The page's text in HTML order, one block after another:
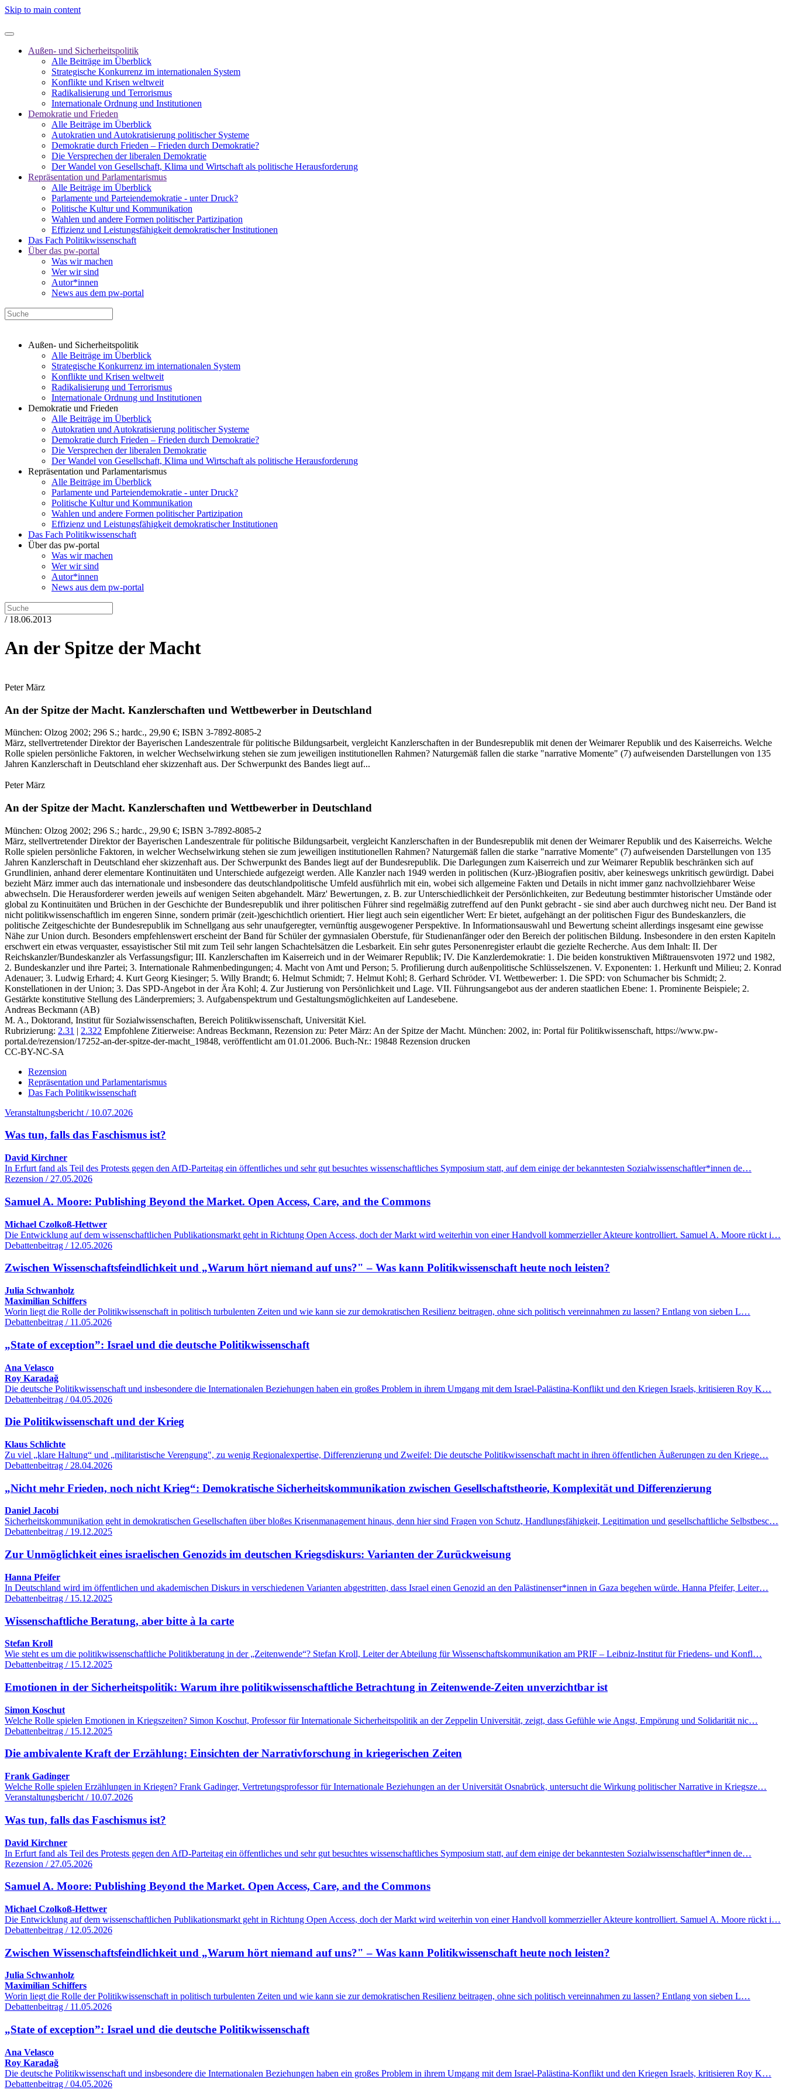
Skip to main content
Außen- und Sicherheitspolitik
Alle Beiträge im Überblick
Strategische Konkurrenz im internationalen System
Konflikte und Krisen weltweit
Radikalisierung und Terrorismus
Internationale Ordnung und Institutionen
Demokratie und Frieden
Alle Beiträge im Überblick
Autokratien und Autokratisierung politischer Systeme
Demokratie durch Frieden – Frieden durch Demokratie?
Die Versprechen der liberalen Demokratie
Der Wandel von Gesellschaft, Klima und Wirtschaft als politische Herausforderung
Repräsentation und Parlamentarismus
Alle Beiträge im Überblick
Parlamente und Parteiendemokratie - unter Druck?
Politische Kultur und Kommunikation
Wahlen und andere Formen politischer Partizipation
Effizienz und Leistungsfähigkeit demokratischer Institutionen
Das Fach Politikwissenschaft
Über das pw-portal
Was wir machen
Wer wir sind
Autor*innen
News aus dem pw-portal
Außen- und Sicherheitspolitik
Alle Beiträge im Überblick
Strategische Konkurrenz im internationalen System
Konflikte und Krisen weltweit
Radikalisierung und Terrorismus
Internationale Ordnung und Institutionen
Demokratie und Frieden
Alle Beiträge im Überblick
Autokratien und Autokratisierung politischer Systeme
Demokratie durch Frieden – Frieden durch Demokratie?
Die Versprechen der liberalen Demokratie
Der Wandel von Gesellschaft, Klima und Wirtschaft als politische Herausforderung
Repräsentation und Parlamentarismus
Alle Beiträge im Überblick
Parlamente und Parteiendemokratie - unter Druck?
Politische Kultur und Kommunikation
Wahlen und andere Formen politischer Partizipation
Effizienz und Leistungsfähigkeit demokratischer Institutionen
Das Fach Politikwissenschaft
Über das pw-portal
Was wir machen
Wer wir sind
Autor*innen
News aus dem pw-portal
/ 18.06.2013
An der Spitze der Macht
Peter März
An der Spitze der Macht. Kanzlerschaften und Wettbewerber in Deutschland
München: Olzog 2002; 296 S.; hardc., 29,90 €; ISBN 3-7892-8085-2
März, stellvertretender Direktor der Bayerischen Landeszentrale für politische Bildungsarbeit, vergleicht Kanzlerschaften in der Bundesrepublik mit denen der Weimarer Republik und des Kaiserreichs. Welche
Rolle spielen persönliche Faktoren, in welcher Wechselwirkung stehen sie zum jeweiligen institutionellen Rahmen? Naturgemäß fallen die starke "narrative Momente" (7) aufweisenden Darstellungen von 135
Jahren Kanzlerschaft in Deutschland eher skizzenhaft aus. Der Schwerpunkt des Bandes liegt auf...
Peter März
An der Spitze der Macht. Kanzlerschaften und Wettbewerber in Deutschland
München: Olzog 2002; 296 S.; hardc., 29,90 €; ISBN 3-7892-8085-2
März, stellvertretender Direktor der Bayerischen Landeszentrale für politische Bildungsarbeit, vergleicht Kanzlerschaften in der Bundesrepublik mit denen der Weimarer Republik und des Kaiserreichs. Welche
Rolle spielen persönliche Faktoren, in welcher Wechselwirkung stehen sie zum jeweiligen institutionellen Rahmen? Naturgemäß fallen die starke "narrative Momente" (7) aufweisenden Darstellungen von 135
Jahren Kanzlerschaft in Deutschland eher skizzenhaft aus. Der Schwerpunkt des Bandes liegt auf der Bundesrepublik. Die Darlegungen zum Kaiserreich und zur Weimarer Republik beschränken sich auf
Grundlinien, anhand derer elementare Kontinuitäten und Unterschiede aufgezeigt werden. Alle Kanzler nach 1949 werden in politischen (Kurz-)Biografien positiv, aber keineswegs unkritisch gewürdigt. Dabei
bezieht März immer auch das internationale und insbesondere das deutschlandpolitische Umfeld ausführlich mit ein, wobei sich allgemeine Fakten und Details in nicht immer ganz nachvollziehbarer Weise
abwechseln. Die Herausforderer werden jeweils auf wenigen Seiten abgehandelt. März' Bewertungen, z. B. zur Unterschiedlichkeit der Persönlichkeiten, zur Bedeutung bestimmter historischer Umstände oder
global zu Kontinuitäten und Brüchen in der Geschichte der Bundesrepublik und ihrer politischen Führer sind regelmäßig zutreffend auf den Punkt gebracht - sie sind aber auch durchweg nicht neu. Der Band ist
nicht politikwissenschaftlich im engeren Sinne, sondern primär (zeit-)geschichtlich orientiert. Hier liegt auch sein eigentlicher Wert: Er bietet, aufgehängt an der politischen Figur des Bundeskanzlers, die
politische Zeitgeschichte der Bundesrepublik im Schnellgang aus sehr unaufgeregter, vernünftig ausgewogener Perspektive. In Informationsauswahl und Bewertung scheint allerdings insgesamt eine gewisse
Nähe zur Union durch. Besonders empfehlenswert erscheint der Band für Schüler der gymnasialen Oberstufe, für Studienanfänger oder den Bereich der politischen Bildung. Insbesondere in den ersten Kapiteln
erschwert ein etwas verquaster, essayistischer Stil mit zum Teil sehr langen Schachtelsätzen die Lesbarkeit. Ein sehr gutes Personenregister erlaubt die gezielte Recherche. Aus dem Inhalt: II. Der
Reichskanzler/Bundeskanzler als Verfassungsfigur; III. Kanzlerschaften im Kaiserreich und in der Weimarer Republik; IV. Die Kanzlerdemokratie: 1. Die beiden konstruktiven Mißtrauensvoten 1972 und 1982,
2. Bundeskanzler und ihre Partei; 3. Internationale Rahmenbedingungen; 4. Macht von Amt und Person; 5. Profilierung durch außenpolitische Schlüsselszenen. V. Exponenten: 1. Herkunft und Milieu; 2. Konrad
Adenauer; 3. Ludwig Erhard; 4. Kurt Georg Kiesinger; 5. Willy Brandt; 6. Helmut Schmidt; 7. Helmut Kohl; 8. Gerhard Schröder. VI. Wettbewerber: 1. Die SPD: von Schumacher bis Schmidt; 2.
Konstellationen in der Union; 3. Das SPD-Angebot in der Ära Kohl; 4. Zur Justierung von Persönlichkeit und Lage. VII. Führungsangebot aus der anderen staatlichen Ebene: 1. Prominente Beispiele; 2.
Gestärkte konstitutive Stellung des Länderpremiers; 3. Aufgabenspektrum und Gestaltungsmöglichkeiten auf Landesebene.
Andreas Beckmann (AB)
M. A., Doktorand, Institut für Sozialwissenschaften, Bereich Politikwissenschaft, Universität Kiel.
Rubrizierung: 2.31 | 2.322 Empfohlene Zitierweise: Andreas Beckmann, Rezension zu: Peter März: An der Spitze der Macht. München: 2002, in: Portal für Politikwissenschaft, https://www.pw-
portal.de/rezension/17252-an-der-spitze-der-macht_19848, veröffentlicht am 01.01.2006. Buch-Nr.: 19848 Rezension drucken
CC-BY-NC-SA
Rezension
Repräsentation und Parlamentarismus
Das Fach Politikwissenschaft
Veranstaltungsbericht / 10.07.2026
Was tun, falls das Faschismus ist?
David Kirchner
In Erfurt fand als Teil des Protests gegen den AfD-Parteitag ein öffentliches und sehr gut besuchtes wissenschaftliches Symposium statt, auf dem einige der bekanntesten Sozialwissenschaftler*innen de…
Rezension / 27.05.2026
Samuel A. Moore: Publishing Beyond the Market. Open Access, Care, and the Commons
Michael Czolkoß-Hettwer
Die Entwicklung auf dem wissenschaftlichen Publikationsmarkt geht in Richtung Open Access, doch der Markt wird weiterhin von einer Handvoll kommerzieller Akteure kontrolliert. Samuel A. Moore rückt i…
Debattenbeitrag / 12.05.2026
Zwischen Wissenschaftsfeindlichkeit und „Warum hört niemand auf uns?" – Was kann Politikwissenschaft heute noch leisten?
Julia Schwanholz
Maximilian Schiffers
Worin liegt die Rolle der Politikwissenschaft in politisch turbulenten Zeiten und wie kann sie zur demokratischen Resilienz beitragen, ohne sich politisch vereinnahmen zu lassen? Entlang von sieben L…
Debattenbeitrag / 11.05.2026
„State of exception”: Israel und die deutsche Politikwissenschaft
Ana Velasco
Roy Karadağ
Die deutsche Politikwissenschaft und insbesondere die Internationalen Beziehungen haben ein großes Problem in ihrem Umgang mit dem Israel-Palästina-Konflikt und den Kriegen Israels, kritisieren Roy K…
Debattenbeitrag / 04.05.2026
Die Politikwissenschaft und der Krieg
Klaus Schlichte
Zu viel „klare Haltung“ und „militaristische Verengung", zu wenig Regionalexpertise, Differenzierung und Zweifel: Die deutsche Politikwissenschaft macht in ihren öffentlichen Äußerungen zu den Kriege…
Debattenbeitrag / 28.04.2026
„Nicht mehr Frieden, noch nicht Krieg“: Demokratische Sicherheitskommunikation zwischen Gesellschaftstheorie, Komplexität und Differenzierung
Daniel Jacobi
Sicherheitskommunikation geht in demokratischen Gesellschaften über bloßes Krisenmanagement hinaus, denn hier sind Fragen von Schutz, Handlungsfähigkeit, Legitimation und gesellschaftliche Selbstbesc…
Debattenbeitrag / 19.12.2025
Zur Unmöglichkeit eines israelischen Genozids im deutschen Kriegsdiskurs: Varianten der Zurückweisung
Hanna Pfeifer
In Deutschland wird im öffentlichen und akademischen Diskurs in verschiedenen Varianten abgestritten, dass Israel einen Genozid an den Palästinenser*innen in Gaza begehen würde. Hanna Pfeifer, Leiter…
Debattenbeitrag / 15.12.2025
Wissenschaftliche Beratung, aber bitte à la carte
Stefan Kroll
Wie steht es um die politikwissenschaftliche Politikberatung in der „Zeitenwende“? Stefan Kroll, Leiter der Abteilung für Wissenschaftskommunikation am PRIF – Leibniz-Institut für Friedens- und Konfl…
Debattenbeitrag / 15.12.2025
Emotionen in der Sicherheitspolitik: Warum ihre politikwissenschaftliche Betrachtung in Zeitenwende-Zeiten unverzichtbar ist
Simon Koschut
Welche Rolle spielen Emotionen in Kriegszeiten? Simon Koschut, Professor für Internationale Sicherheitspolitik an der Zeppelin Universität, zeigt, dass Gefühle wie Angst, Empörung und Solidarität nic…
Debattenbeitrag / 15.12.2025
Die ambivalente Kraft der Erzählung: Einsichten der Narrativforschung in kriegerischen Zeiten
Frank Gadinger
Welche Rolle spielen Erzählungen in Kriegen? Frank Gadinger, Vertretungsprofessor für Internationale Beziehungen an der Universität Osnabrück, untersucht die Wirkung politischer Narrative in Kriegsze…
Veranstaltungsbericht / 10.07.2026
Was tun, falls das Faschismus ist?
David Kirchner
In Erfurt fand als Teil des Protests gegen den AfD-Parteitag ein öffentliches und sehr gut besuchtes wissenschaftliches Symposium statt, auf dem einige der bekanntesten Sozialwissenschaftler*innen de…
Rezension / 27.05.2026
Samuel A. Moore: Publishing Beyond the Market. Open Access, Care, and the Commons
Michael Czolkoß-Hettwer
Die Entwicklung auf dem wissenschaftlichen Publikationsmarkt geht in Richtung Open Access, doch der Markt wird weiterhin von einer Handvoll kommerzieller Akteure kontrolliert. Samuel A. Moore rückt i…
Debattenbeitrag / 12.05.2026
Zwischen Wissenschaftsfeindlichkeit und „Warum hört niemand auf uns?" – Was kann Politikwissenschaft heute noch leisten?
Julia Schwanholz
Maximilian Schiffers
Worin liegt die Rolle der Politikwissenschaft in politisch turbulenten Zeiten und wie kann sie zur demokratischen Resilienz beitragen, ohne sich politisch vereinnahmen zu lassen? Entlang von sieben L…
Debattenbeitrag / 11.05.2026
„State of exception”: Israel und die deutsche Politikwissenschaft
Ana Velasco
Roy Karadağ
Die deutsche Politikwissenschaft und insbesondere die Internationalen Beziehungen haben ein großes Problem in ihrem Umgang mit dem Israel-Palästina-Konflikt und den Kriegen Israels, kritisieren Roy K…
Debattenbeitrag / 04.05.2026